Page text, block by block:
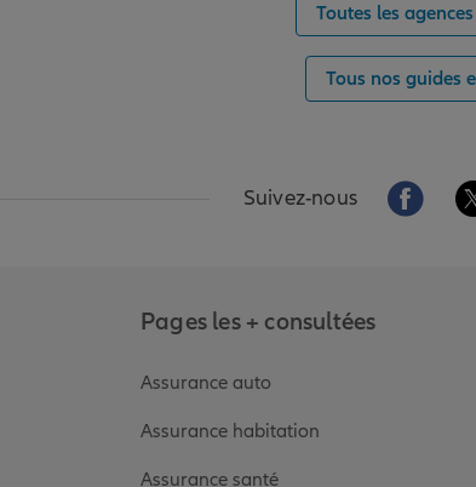
Toutes les
Tous nos guides
Suivez-nous Aller
Pages les + consultées
Assurance auto
Assurance habitation
Assurance santé